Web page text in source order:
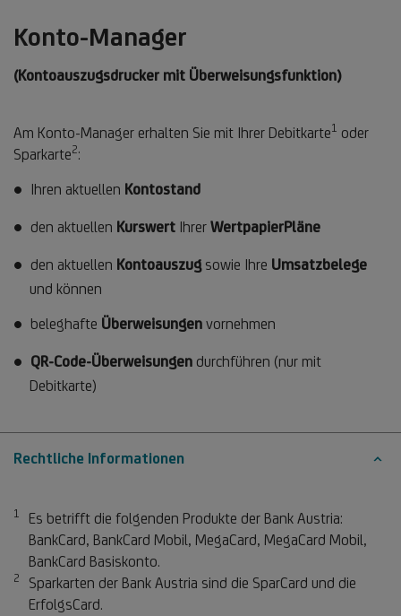
Konto-Manager
(Kontoauszugsdrucker mit Überweisungsfunktion)
Am Konto-Manager erhalten Sie mit Ihrer Debitkarte1 Fußnote
oder
Sparkarte2Fußnote
:
Ihren aktuellen Kontostand
den aktuellen Kurswert Ihrer WertpapierPläne
den aktuellen Kontoauszugsowie Ihre Umsatzbelege
und können
beleghafte Überweisungen vornehmen
QR-Code-Überweisungen durchführen (nur mit
Debitkarte)
Rechtliche Informationen
1 Fußnote 1
Es betrifft die folgenden Produkte der Bank Austria:
BankCard, BankCard Mobil, MegaCard, MegaCard Mobil,
BankCard Basiskonto.
2 Fußnote 2
Sparkarten der Bank Austria sind die SparCard und die
ErfolgsCard.